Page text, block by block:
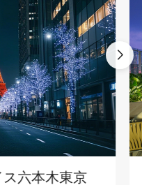
六本木東京